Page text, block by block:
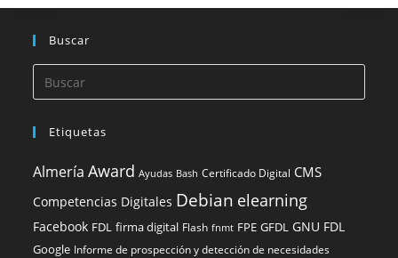
Buscar
Etiquetas
Almería Award Ayudas Bash Certificado Digital CMS
Competencias Digitales Debian elearning
Facebook FDL firma digital Flash fnmt FPE GFDL GNU FDL
Google Informe de prospección y detección de necesidades